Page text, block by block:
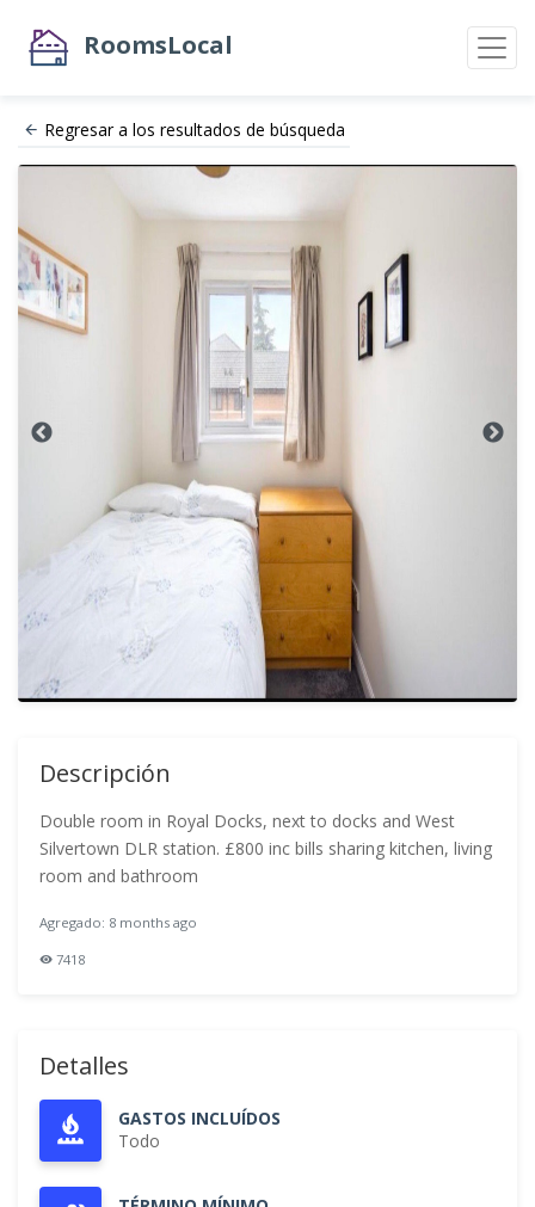
RoomsLocal
Regresar a los resultados de búsqueda
Descripción
Double room in Royal Docks, next to docks and West
Silvertown DLR station. £800 inc bills sharing kitchen, living
room and bathroom
Agregado: 8 months ago
7418
Detalles
GASTOS INCLUÍDOS
Todo